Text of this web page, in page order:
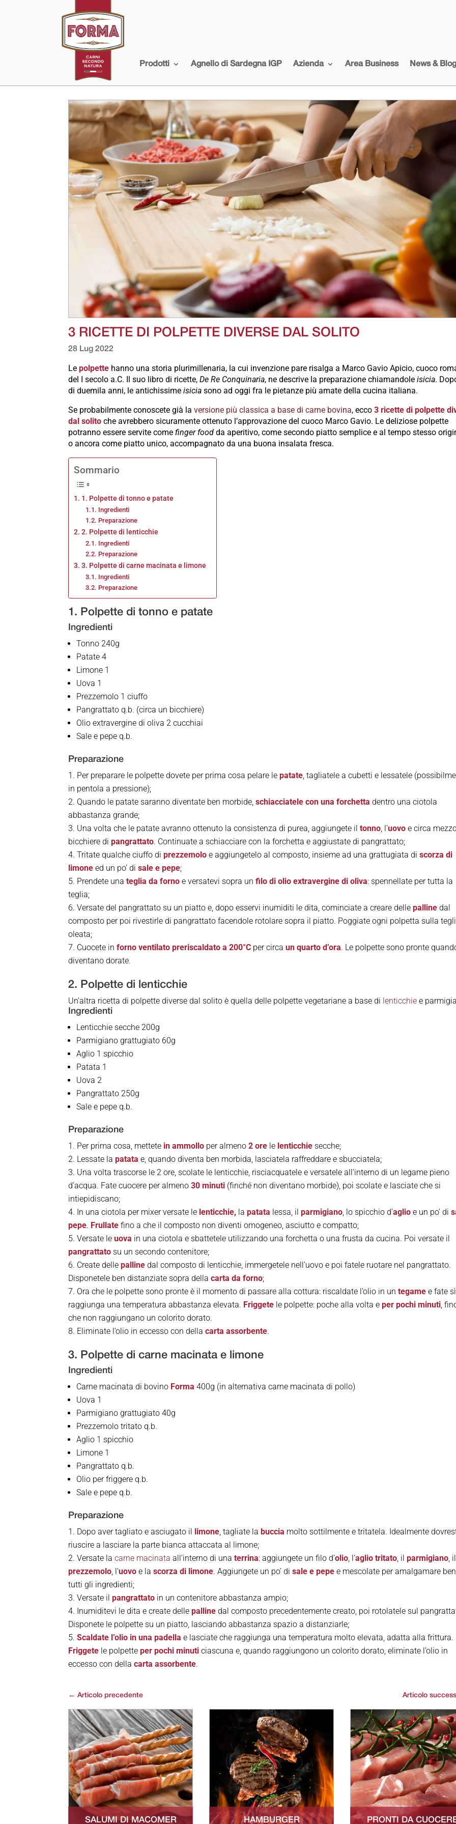
Prodotti Agnello di Sardegna IGP Azienda Area Business News & Blog
3 RICETTE DI POLPETTE DIVERSE DAL SOLITO
28 Lug 2022
Lepolpette hanno una storia plurimillenaria, la cui invenzione pare risalga a Marco Gavio Apicio, cuoco
del I secolo a.C. Il suo libro di ricette,De Re Conquinaria, ne descrive la preparazione chiamandoleisicia.
di duemila anni, le antichissimeisicia sono ad oggi fra le pietanze più amate della cucina italiana.
Se probabilmente conoscete già laversione più classica a base di carne bovina, ecco3 ricette di polpette
dal solito che avrebbero sicuramente ottenuto l’approvazione del cuoco Marco Gavio. Le deliziose polpette
potranno essere servite comefinger foodda aperitivo, come secondo piatto semplice e al tempo stesso
o ancora come piatto unico, accompagnato da una buona insalata fresca.
Sommario
1. Polpette di tonno e patate
Ingredienti
Preparazione
2. Polpette di lenticchie
Ingredienti
Preparazione
3. Polpette di carne macinata e limone
Ingredienti
Preparazione
1. Polpette di tonno e patate
Ingredienti
Tonno 240g
Patate 4
Limone 1
Uova 1
Prezzemolo 1 ciuffo
Pangrattato q.b. (circa un bicchiere)
Olio extravergine di oliva 2 cucchiai
Sale e pepe q.b.
Preparazione
Per preparare le polpette dovete per prima cosa pelare lepatate , tagliatele a cubetti e lessatele
in pentola a pressione);
Quando le patate saranno diventate ben morbide,schiacciatele con una forchetta dentro una ciotola
abbastanza grande;
Una volta che le patate avranno ottenuto la consistenza di purea, aggiungete iltonno , l’uovo e circa
bicchiere di pangrattato. Continuate a schiacciare con la forchetta e aggiustate di pangrattato;
Tritate qualche ciuffo diprezzemolo e aggiungetelo al composto, insieme ad una grattugiata discorza di
limoneed un po’ disale e pepe;
Prendete unateglia da forno e versatevi sopra unfilo di olio extravergine di oliva: spennellate per tutta la
teglia;
Versate del pangrattato su un piatto e, dopo esservi inumiditi le dita, cominciate a creare dellepalline dal
composto per poi rivestirle di pangrattato facendole rotolare sopra il piatto. Poggiate ogni polpetta sulla
oleata;
Cuocete inforno ventilato preriscaldato a 200°C per circaun quarto d’ora. Le polpette sono pronte
diventano dorate.
2. Polpette di lenticchie
Un’altra ricetta di polpette diverse dal solito è quella delle polpette vegetariane a base di lenticchie e
Ingredienti
Lenticchie secche 200g
Parmigiano grattugiato 60g
Aglio 1 spicchio
Patata 1
Uova 2
Pangrattato 250g
Sale e pepe q.b.
Preparazione
Per prima cosa, mettete in ammollo per almeno2 ore le lenticchie secche;
Lessate lapatata e, quando diventa ben morbida, lasciatela raffreddare e sbucciatela;
Una volta trascorse le 2 ore, scolate le lenticchie, risciacquatele e versatele all’interno di un legame pieno
d’acqua. Fate cuocere per almeno30 minuti (finché non diventano morbide), poi scolate e lasciate che si
intiepidiscano;
In una ciotola per mixer versate le lenticchie, la patata lessa, ilparmigiano , lo spicchio d’aglio e un po’ di
pepe. Frullatefino a che il composto non diventi omogeneo, asciutto e compatto;
Versate leuova in una ciotola e sbattetele utilizzando una forchetta o una frusta da cucina. Poi versate il
pangrattato su un secondo contenitore;
Create dellepalline dal composto di lenticchie, immergetele nell’uovo e poi fatele ruotare nel pangrattato.
Disponetele ben distanziate sopra dellacarta da forno;
Ora che le polpette sono pronte è il momento di passare alla cottura: riscaldate l’olio in untegame e fate
raggiunga una temperatura abbastanza elevata. Friggete le polpette: poche alla volta eper pochi minuti ,
che non raggiungano un colorito dorato.
Eliminate l’olio in eccesso con dellacarta assorbente.
3. Polpette di carne macinata e limone
Ingredienti
Carne macinata di bovino Forma 400g (in alternativa carne macinata di pollo)
Uova 1
Parmigiano grattugiato 40g
Prezzemolo tritato q.b.
Aglio 1 spicchio
Limone 1
Pangrattato q.b.
Olio per friggere q.b.
Sale e pepe q.b.
Preparazione
Dopo aver tagliato e asciugato il limone , tagliate labuccia molto sottilmente e tritatela. Idealmente
riuscire a lasciare la parte bianca attaccata al limone;
Versate lacarne macinataall’interno di unaterrina: aggiungete un filo d’olio , l’aglio tritato , ilparmigiano , il
prezzemolo , l’uovo e lascorza di limone. Aggiungete un po’ disale e pepe e mescolate per amalgamare
tutti gli ingredienti;
Versate ilpangrattato in un contenitore abbastanza ampio;
Inumiditevi le dita e create delle palline dal composto precedentemente creato, poi rotolatele sul
Disponete le polpette su un piatto, lasciando abbastanza spazio a distanziarle;
Scaldate l’olio in una padella e lasciate che raggiunga una temperatura molto elevata, adatta alla frittura.
Friggete le polpette per pochi minuticiascuna e, quando raggiungono un colorito dorato, eliminate l’olio in
eccesso con dellacarta assorbente.
←Articolo precedente Articolo
SALUMI DI MACOMER HAMBURGER PRONTI DA